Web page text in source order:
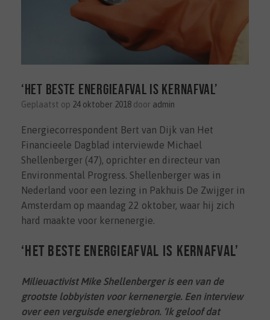
‘Het beste energieafval is kernafval’
Geplaatst op 24 oktober 2018 door admin
Energiecorrespondent Bert van Dijk van Het
Financieele Dagblad interviewde Michael
Shellenberger (47), oprichter en directeur van
Environmental Progress. Shellenberger was in
Nederland voor een lezing in Pakhuis De Zwijger in
Amsterdam op maandag 22 oktober, waar hij zich
hard maakte voor kernenergie.
‘Het beste energieafval is kernafval’
Milieuactivist Mike Shellenberger is een van de
grootste lobbyisten voor kernenergie. Een interview
over een verguisde energiebron. ‘Ik geloof dat